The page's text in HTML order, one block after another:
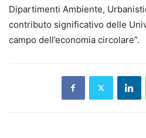
Dipartimenti Ambiente,
contributo significativo delle
campo dell’economia circolare”.